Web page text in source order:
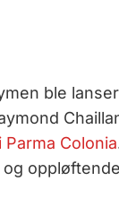
ble
Parma Colonia
oppløftende